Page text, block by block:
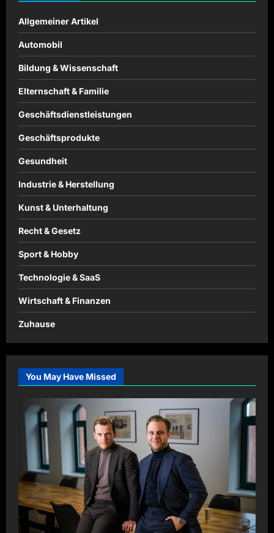
Allgemeiner Artikel
Automobil
Bildung & Wissenschaft
Elternschaft & Familie
Geschäftsdienstleistungen
Geschäftsprodukte
Gesundheit
Industrie & Herstellung
Kunst & Unterhaltung
Recht & Gesetz
Sport & Hobby
Technologie & SaaS
Wirtschaft & Finanzen
Zuhause
You May Have Missed